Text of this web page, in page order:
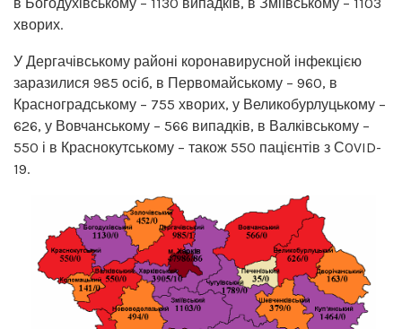
хворих.
У Дергачівському районі коронавирусной інфекцією
заразилися 985 осіб, в Первомайському – 960, в
Красноградському – 755 хворих, у Великобурлуцькому –
626, у Вовчанському – 566 випадків, в Валківському –
550 і в Краснокутському – також 550 пацієнтів з СOVID-
19.